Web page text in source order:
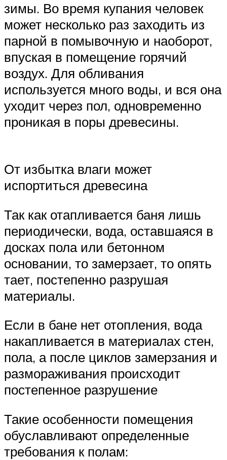
зимы. Во время купания человек
может несколько раз заходить из
парной в помывочную и наоборот,
впуская в помещение горячий
воздух. Для обливания
используется много воды, и вся она
уходит через пол, одновременно
проникая в поры древесины.
От избытка влаги может
испортиться древесина
Так как отапливается баня лишь
периодически, вода, оставшаяся в
досках пола или бетонном
основании, то замерзает, то опять
тает, постепенно разрушая
материалы.
Если в бане нет отопления, вода
накапливается в материалах стен,
пола, а после циклов замерзания и
размораживания происходит
постепенное разрушение
Такие особенности помещения
обуславливают определенные
требования к полам: